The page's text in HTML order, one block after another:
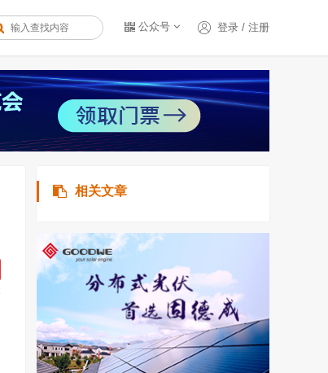
登录 / 注册
公众号
相关文章